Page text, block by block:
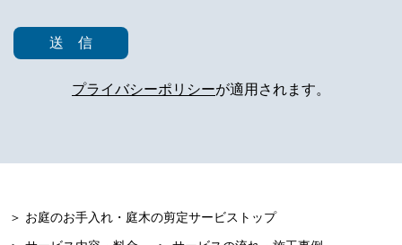
プライバシーポリシーが適用されます。
＞ お庭のお手入れ・庭木の剪定サービストップ